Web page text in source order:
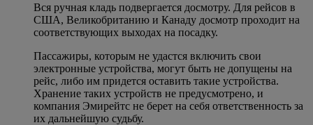
Вся ручная кладь подвергается досмотру. Для рейсов в
США, Великобританию и Канаду досмотр проходит на
соответствующих выходах на посадку.
Пассажиры, которым не удастся включить свои
электронные устройства, могут быть не допущены на
рейс, либо им придется оставить такие устройства.
Хранение таких устройств не предусмотрено, и
компания Эмирейтс не берет на себя ответственность за
их дальнейшую судьбу.